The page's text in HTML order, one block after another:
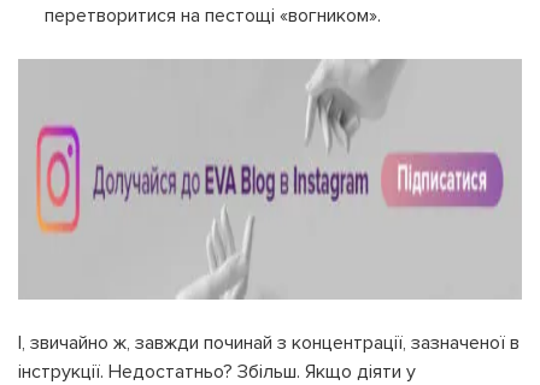
перетворитися на пестощі «вогником».
І, звичайно ж, завжди починай з концентрації, зазначеної в
інструкції. Недостатньо? Збільш. Якщо діяти у